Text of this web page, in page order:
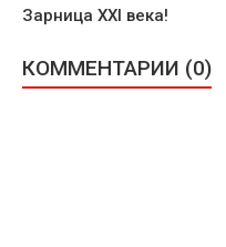
Зарница XXl века!
КОММЕНТАРИИ (0)